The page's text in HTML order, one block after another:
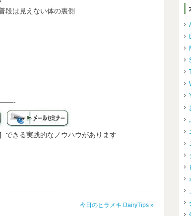
は見えない体の裏側
できる実践的なノウハウがあります
今日のヒラメキ DairyTips»